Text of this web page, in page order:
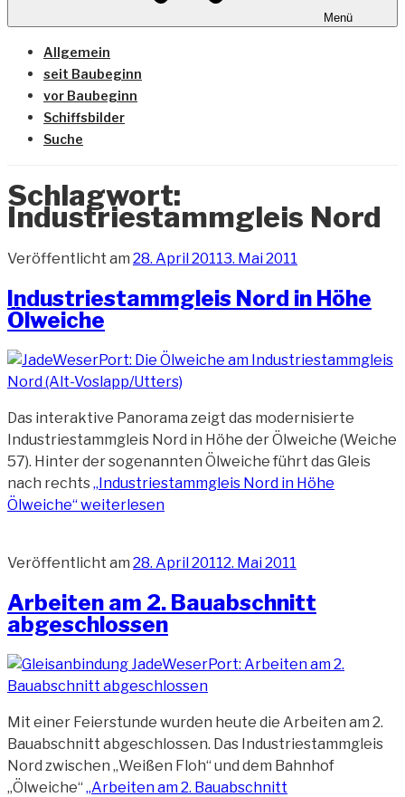
Menü
Allgemein
seit Baubeginn
vor Baubeginn
Schiffsbilder
Suche
Schlagwort:
Industriestammgleis Nord
Veröffentlicht am 28. April 20113. Mai 2011
Industriestammgleis Nord in Höhe
Ölweiche
Das interaktive Panorama zeigt das modernisierte
Industriestammgleis Nord in Höhe der Ölweiche (Weiche
57). Hinter der sogenannten Ölweiche führt das Gleis
nach rechts„Industriestammgleis Nord in Höhe
Ölweiche“weiterlesen
Veröffentlicht am 28. April 20112. Mai 2011
Arbeiten am 2. Bauabschnitt
abgeschlossen
Mit einer Feierstunde wurden heute die Arbeiten am 2.
Bauabschnitt abgeschlossen. Das Industriestammgleis
Nord zwischen „Weißen Floh“ und dem Bahnhof
„Ölweiche“ „Arbeiten am 2. Bauabschnitt